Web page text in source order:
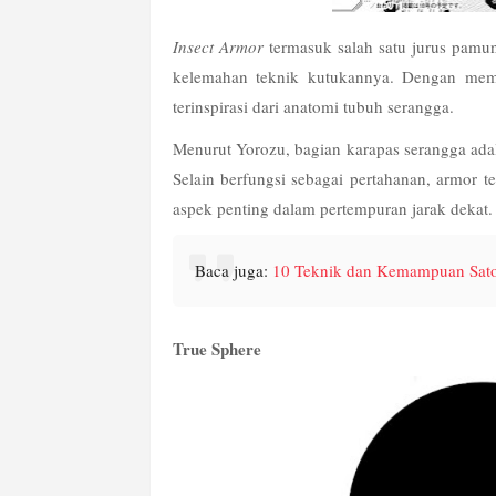
Insect Armor termasuk salah satu jurus
kelemahan teknik kutukannya. Dengan
terinspirasi dari anatomi tubuh serangga.
Menurut Yorozu, bagian karapas serangga
Selain berfungsi sebagai pertahanan, armor
aspek penting dalam pertempuran jarak
Baca juga: 10 Teknik dan Kemampuan
True Sphere